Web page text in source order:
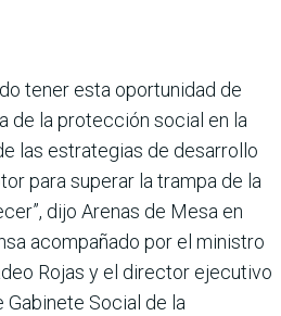
tener esta oportunidad de
de la protección social en la
las estrategias de desarrollo
para superar la trampa de la
dijo Arenas de Mesa en
acompañado por el ministro
Rojas y el director ejecutivo
Gabinete Social de la